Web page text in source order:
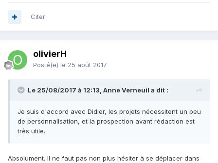
Citer
olivierH
Posté(e) le 25 août 2017
Le 25/08/2017 à 12:13, Anne Verneuil a dit :
Je suis d'accord avec Didier, les projets nécessitent un peu
de personnalisation, et la prospection avant rédaction est
très utile.
Absolument. Il ne faut pas non plus hésiter à se déplacer dans